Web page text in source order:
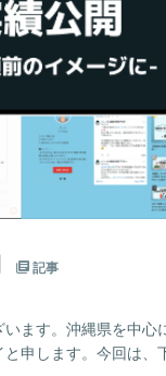
記事
ます。沖縄県を中
申します。今回は